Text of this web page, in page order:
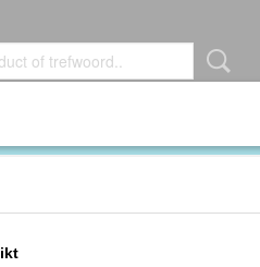
hanger
TOPAAS